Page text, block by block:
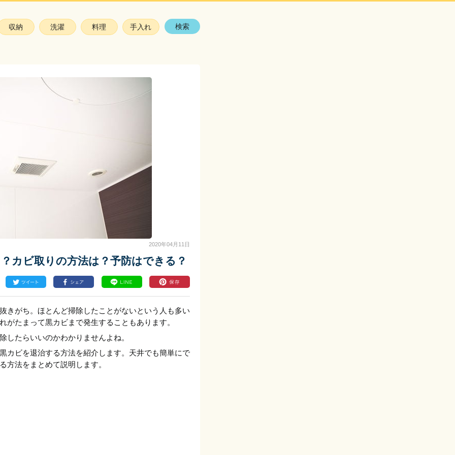
収納 洗濯 料理 手入れ 検索
2020年04月11日
カビ取りの方法は？予防はできる？
きがち。ほとんど掃除したことがないという人も多い
がたまって黒カビまで発生することもあります。
したらいいのかわかりませんよね。
カビを退治する方法を紹介します。天井でも簡単にで
方法をまとめて説明します。